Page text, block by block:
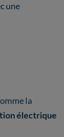
une
la
électrique